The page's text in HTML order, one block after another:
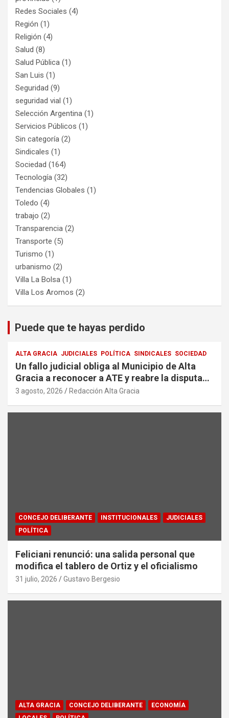
Redes Sociales (4)
Región (1)
Religión (4)
Salud (8)
Salud Pública (1)
San Luis (1)
Seguridad (9)
seguridad vial (1)
Selección Argentina (1)
Servicios Públicos (1)
Sin categoría (2)
Sindicales (1)
Sociedad (164)
Tecnología (32)
Tendencias Globales (1)
Toledo (4)
trabajo (2)
Transparencia (2)
Transporte (5)
Turismo (1)
urbanismo (2)
Villa La Bolsa (1)
Villa Los Aromos (2)
Puede que te hayas perdido
ALTA GRACIA JUDICIALES POLÍTICA SINDICALES SOCIEDAD
Un fallo judicial obliga al Municipio de Alta
Gracia a reconocer a ATE y reabre la disputa
por la representación sindical
3 agosto, 2026 Redacción Alta Gracia
CONCEJO DELIBERANTE INSTITUCIONALES
JUDICIALES
POLÍTICA
Feliciani renunció: una salida personal que
modifica el tablero de Ortiz y el oficialismo
31 julio, 2026 Gustavo Bergesio
ALTA GRACIA CONCEJO DELIBERANTE
ECONOMÍA